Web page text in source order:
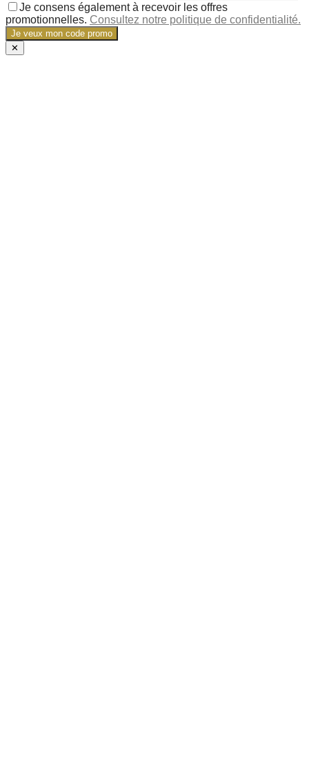
Je consens également à recevoir les offres
promotionnelles. Consultez notre politique de confidentialité.
Je veux mon code promo
✕